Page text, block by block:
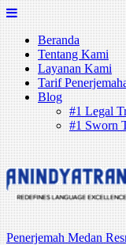
Skip
to
contentBeranda
Tentang Kami
Layanan Kami
Tarif
Blog
#1 Legal
#1 Sworn
Penerjemah Medan